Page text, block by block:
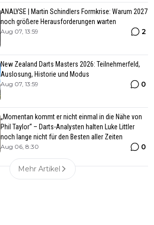
ANALYSE | Martin Schindlers Formkrise: Warum 2027
noch größere Herausforderungen warten
Aug 07, 13:59 2
New Zealand Darts Masters 2026: Teilnehmerfeld,
Auslosung, Historie und Modus
Aug 07, 13:59 0
„Momentan kommt er nicht einmal in die Nähe von
Phil Taylor“ – Darts-Analysten halten Luke Littler
noch lange nicht für den Besten aller Zeiten
Aug 06, 8:30 0
Mehr Artikel